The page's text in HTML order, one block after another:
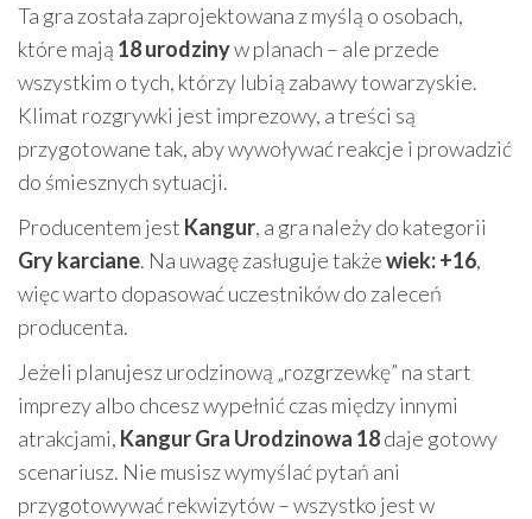
Ta gra została zaprojektowana z myślą o osobach,
które mają 18 urodzinyw planach – ale przede
wszystkim o tych, którzy lubią zabawy towarzyskie.
Klimat rozgrywki jest imprezowy, a treści są
przygotowane tak, aby wywoływać reakcje i prowadzić
do śmiesznych sytuacji.
Producentem jest Kangur, a gra należy do kategorii
Gry karciane. Na uwagę zasługuje takżewiek: +16,
więc warto dopasować uczestników do zaleceń
producenta.
Jeżeli planujesz urodzinową „rozgrzewkę” na start
imprezy albo chcesz wypełnić czas między innymi
atrakcjami, Kangur Gra Urodzinowa 18daje gotowy
scenariusz. Nie musisz wymyślać pytań ani
przygotowywać rekwizytów – wszystko jest w